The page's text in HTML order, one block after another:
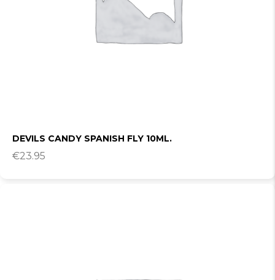
DEVILS CANDY SPANISH FLY 10ML.
€23.95